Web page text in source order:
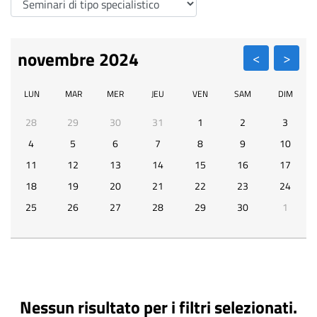
novembre 2024
LUN MAR MER JEU VEN SAM DIM
28 29 30 31 1 2
3
4
5 6 7 8 9
10
11
12 13 14 15 16
17
18
19 20 21 22 23
24
25
26 27 28 29 30 1
Nessun risultato per i filtri selezionati.